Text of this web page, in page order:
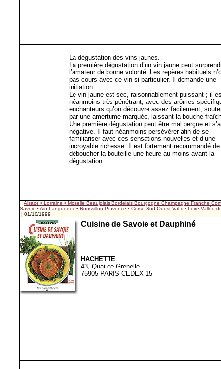
La dégustation des vins jaunes.
La première dégustation d’un vin jaune peut
l’amateur de bonne volonté. Les repères habituels
pas cours avec ce vin si particulier. Il demande une
initiation.
Le vin jaune est sec, raisonnablement puissant ; il
néanmoins très pénétrant, avec des arômes
enchanteurs qu’on découvre assez facilement,
par une amertume marquée, laissant la bouche
Une première dégustation peut être mal perçue et
négative. Il faut néanmoins persévérer afin de se
familiariser avec ces sensations nouvelles et d’une
incroyable richesse. Il est fortement recommandé de
déboucher la bouteille une heure au moins avant la
dégustation.
Alsace • Lorraine • Moselle Beaujolais Bordelais Bourgogne Champagne Franche
Savoie • Ain Languedoc • Roussillon Provence • Corse Sud-Ouest Val de Loire Vallée
| 01/10/1999
Cuisine de Savoie et Dauphiné
HACHETTE
43, Quai de Grenelle
75905 PARIS CEDEX 15